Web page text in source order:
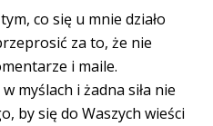
co się u mnie działo
za to, że nie
i maile.
myślach i żadna siła nie
by się do Waszych wieści